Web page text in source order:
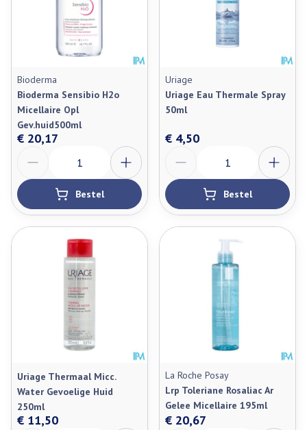
Bioderma
Bioderma Sensibio H2o
Micellaire Opl
Gev.huid500ml
€ 20,17
Bestel
Uriage
Uriage Eau Thermale Spray
50ml
€ 4,50
Bestel
Uriage Thermaal Micc.
Water Gevoelige Huid
250ml
€ 11,50
La Roche Posay
Lrp Toleriane Rosaliac Ar
Gelee Micellaire 195ml
€ 20,67